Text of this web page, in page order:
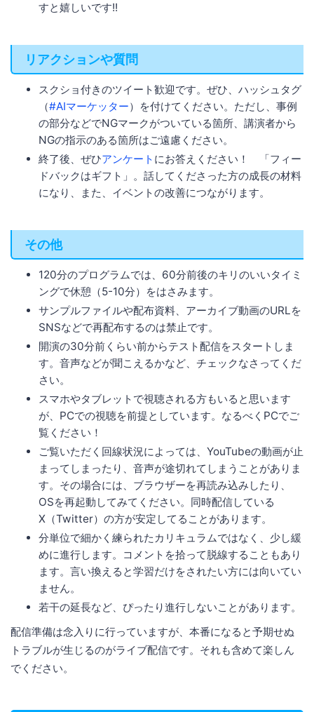
すと嬉しいです!!
リアクションや質問
スクショ付きのツイート歓迎です。ぜひ、ハッシュタグ
（#AIマーケッター）を付けてください。ただし、事例
の部分などでNGマークがついている箇所、講演者から
NGの指示のある箇所はご遠慮ください。
終了後、ぜひアンケート にお答えください！ 「フィー
ドバックはギフト」。話してくださった方の成長の材料
になり、また、イベントの改善につながります。
その他
120分のプログラムでは、60分前後のキリのいいタイミ
ングで休憩（5-10分）をはさみます。
サンプルファイルや配布資料、アーカイブ動画のURLを
SNSなどで再配布するのは禁止です。
開演の30分前くらい前からテスト配信をスタートしま
す。音声などが聞こえるかなど、チェックなさってくだ
さい。
スマホやタブレットで視聴される方もいると思います
が、PCでの視聴を前提としています。なるべくPCでご
覧ください！
ご覧いただく回線状況によっては、YouTubeの動画が止
まってしまったり、音声が途切れてしまうことがありま
す。その場合には、ブラウザーを再読み込みしたり、
OSを再起動してみてください。同時配信している
X（Twitter）の方が安定してることがあります。
分単位で細かく練られたカリキュラムではなく、少し緩
めに進行します。コメントを拾って脱線することもあり
ます。言い換えると学習だけをされたい方には向いてい
ません。
若干の延長など、ぴったり進行しないことがあります。
配信準備は念入りに行っていますが、本番になると予期せぬ
トラブルが生じるのがライブ配信です。それも含めて楽しん
でください。